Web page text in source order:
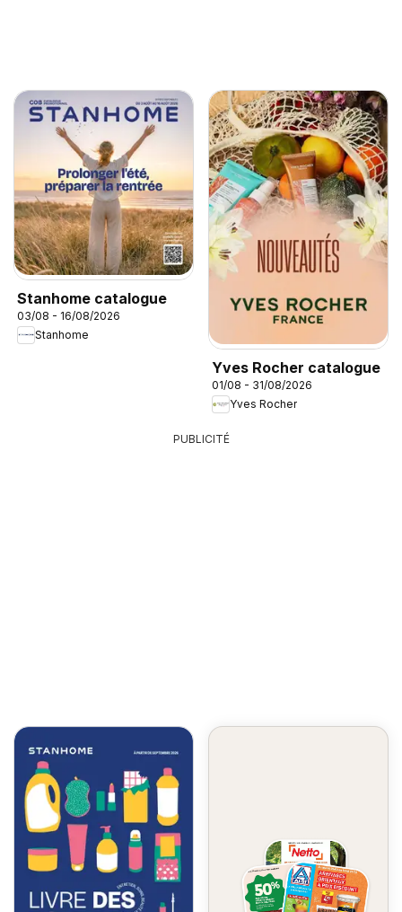
Stanhome catalogue
03/08 - 16/08/2026
Stanhome
Yves Rocher catalogue
01/08 - 31/08/2026
Yves Rocher
PUBLICITÉ